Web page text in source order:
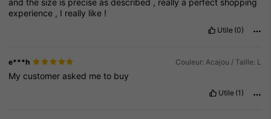
experience , I really like !
Utile (0)
e***h Couleur: Acajou / Taille: L
Mycustomer asked meto buy
Utile (1)